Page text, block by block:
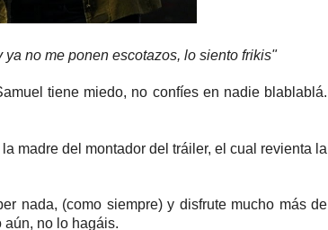
me ponen escotazos, lo siento frikis"
tiene miedo, no confíes en nadie blablablá.
madre del montador del tráiler, el cual revienta la
nada, (como siempre) y disfrute mucho más de
aún, no lo hagáis.